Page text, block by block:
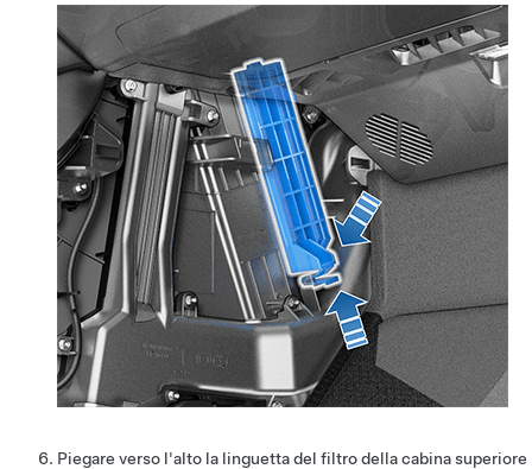
Piegare verso l'alto la linguetta del filtro della cabina superiore